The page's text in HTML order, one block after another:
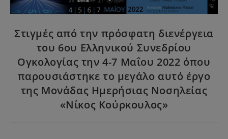
Στιγμές από την πρόσφατη διενέργεια
του 6ου Ελληνικού Συνεδρίου
Ογκολογίας την 4-7 Μαΐου 2022 όπου
παρουσιάστηκε το μεγάλο αυτό έργο
της Μονάδας Ημερήσιας Νοσηλείας
«Νίκος Κούρκουλος»